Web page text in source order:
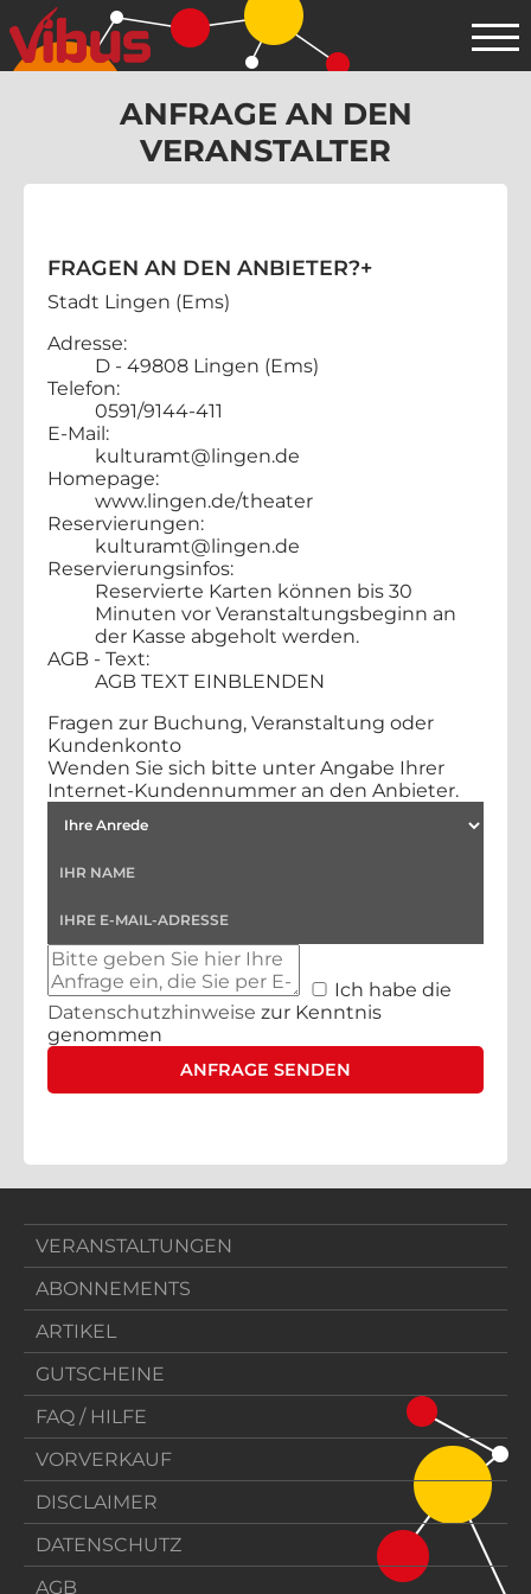
ANFRAGE AN DEN
VERANSTALTER
FRAGEN AN DEN ANBIETER?+
Stadt Lingen (Ems)
Adresse:
D - 49808 Lingen (Ems)
Telefon:
0591/9144-411
E-Mail:
kulturamt@lingen.de
Homepage:
www.lingen.de/theater
Reservierungen:
kulturamt@lingen.de
Reservierungsinfos:
Reservierte Karten können bis 30
Minuten vor Veranstaltungsbeginn an
der Kasse abgeholt werden.
AGB - Text:
AGB TEXT EINBLENDEN
Fragen zur Buchung, Veranstaltung oder
Kundenkonto
Wenden Sie sich bitte unter Angabe Ihrer
Internet-Kundennummer an den Anbieter.
Ich habe die
Datenschutzhinweise zur Kenntnis
genommen
VERANSTALTUNGEN
ABONNEMENTS
ARTIKEL
GUTSCHEINE
FAQ / HILFE
VORVERKAUF
DISCLAIMER
DATENSCHUTZ
AGB